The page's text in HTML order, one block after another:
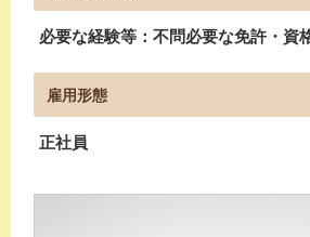
必要な経験等：不問必要な免許・資
雇用形態
正社員